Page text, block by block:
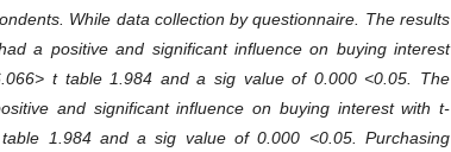
While data collection by questionnaire. The results
a positive and significant influence on buying interest
t table 1.984 and a sig value of 0.000 <0.05. The
and significant influence on buying interest with t-
1.984 and a sig value of 0.000 <0.05. Purchasing